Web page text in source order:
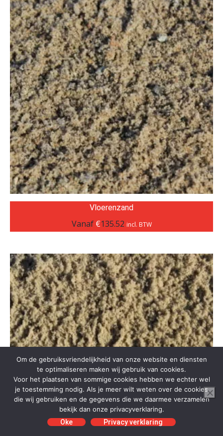
Vloerenzand
Vanaf €135.52 incl. BTW
Om de gebruiksvriendelijkheid van onze website en diensten
te optimaliseren maken wij gebruik van cookies.
Voor het plaatsen van sommige cookies hebben we echter wel
je toestemming nodig. Als je meer wilt weten over de cookies
die wij gebruiken en de gegevens die we daarmee verzamelen
bekijk dan onze privacyverklaring.
Oke
Privacy verklaring